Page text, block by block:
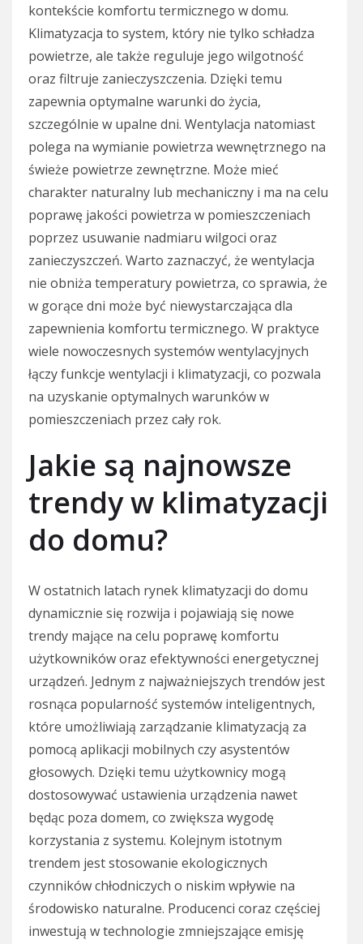
kontekście komfortu termicznego w domu.
Klimatyzacja to system, który nie tylko schładza
powietrze, ale także reguluje jego wilgotność
oraz filtruje zanieczyszczenia. Dzięki temu
zapewnia optymalne warunki do życia,
szczególnie w upalne dni. Wentylacja natomiast
polega na wymianie powietrza wewnętrznego na
świeże powietrze zewnętrzne. Może mieć
charakter naturalny lub mechaniczny i ma na celu
poprawę jakości powietrza w pomieszczeniach
poprzez usuwanie nadmiaru wilgoci oraz
zanieczyszczeń. Warto zaznaczyć, że wentylacja
nie obniża temperatury powietrza, co sprawia, że
w gorące dni może być niewystarczająca dla
zapewnienia komfortu termicznego. W praktyce
wiele nowoczesnych systemów wentylacyjnych
łączy funkcje wentylacji i klimatyzacji, co pozwala
na uzyskanie optymalnych warunków w
pomieszczeniach przez cały rok.
Jakie są najnowsze
trendy w klimatyzacji
do domu?
W ostatnich latach rynek klimatyzacji do domu
dynamicznie się rozwija i pojawiają się nowe
trendy mające na celu poprawę komfortu
użytkowników oraz efektywności energetycznej
urządzeń. Jednym z najważniejszych trendów jest
rosnąca popularność systemów inteligentnych,
które umożliwiają zarządzanie klimatyzacją za
pomocą aplikacji mobilnych czy asystentów
głosowych. Dzięki temu użytkownicy mogą
dostosowywać ustawienia urządzenia nawet
będąc poza domem, co zwiększa wygodę
korzystania z systemu. Kolejnym istotnym
trendem jest stosowanie ekologicznych
czynników chłodniczych o niskim wpływie na
środowisko naturalne. Producenci coraz częściej
inwestują w technologie zmniejszające emisję